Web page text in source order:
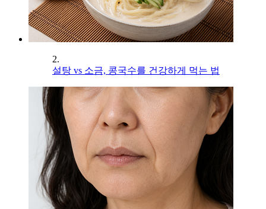
2.
설탕 vs 소금, 콩국수를 건강하게 먹는 법